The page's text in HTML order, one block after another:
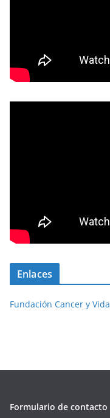
Enlaces
Fundación Cancer y Vida
Formulario de contacto